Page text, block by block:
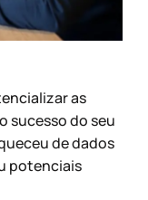
as
sucesso do seu
de dados
potenciais